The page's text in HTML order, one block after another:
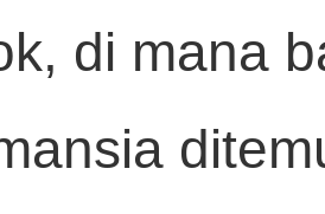
di mana